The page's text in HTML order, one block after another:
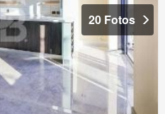
20 Fotos